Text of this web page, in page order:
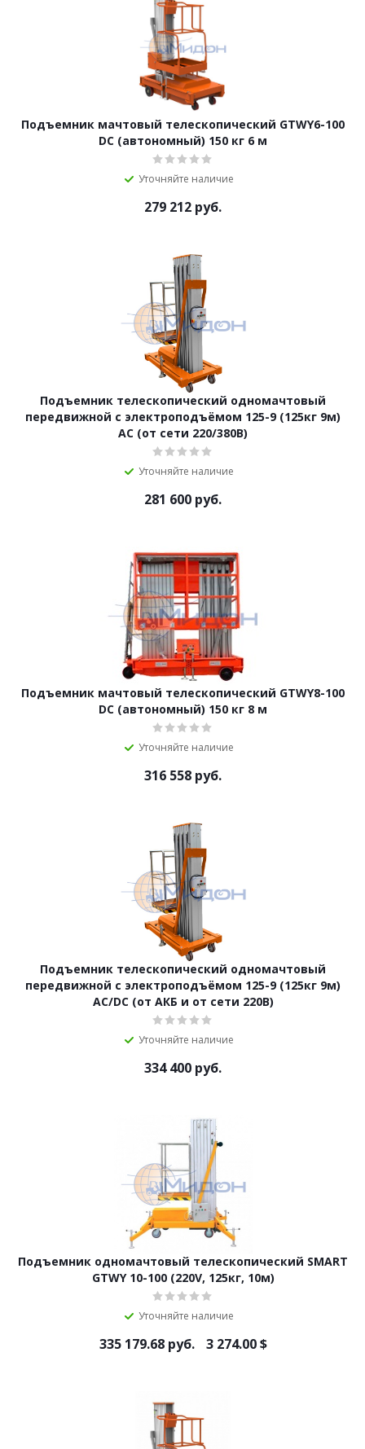
Подъемник мачтовый телескопический GTWY6-100
DC (автономный) 150 кг 6 м
Уточняйте наличие
279 212 руб.
Подъемник телескопический одномачтовый
передвижной с электроподъёмом 125-9 (125кг 9м)
AC (от сети 220/380В)
Уточняйте наличие
281 600 руб.
Подъемник мачтовый телескопический GTWY8-100
DC (автономный) 150 кг 8 м
Уточняйте наличие
316 558 руб.
Подъемник телескопический одномачтовый
передвижной с электроподъёмом 125-9 (125кг 9м)
AC/DC (от АКБ и от сети 220В)
Уточняйте наличие
334 400 руб.
Подъемник одномачтовый телескопический SMART
GTWY 10-100 (220V, 125кг, 10м)
Уточняйте наличие
335 179.68руб. 3 274.00$